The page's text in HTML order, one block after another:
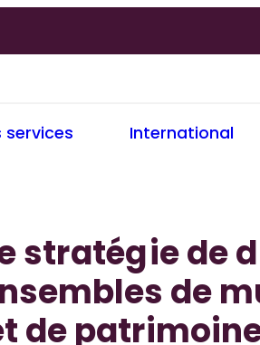
services International
stratégie de
de
de